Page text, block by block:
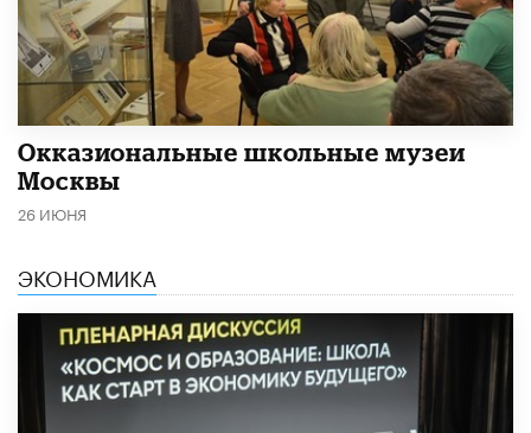
​Окказиональные школьные музеи
Москвы
26 ИЮНЯ
ЭКОНОМИКА